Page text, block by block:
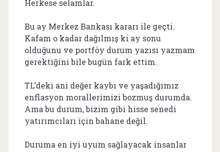
Herkese selamlar.
Bu ay Merkez Bankası kararı ile geçti.
Kafam o kadar dağılmış ki ay sonu
olduğunu ve portföy durum yazısı yazmam
gerektiğini bile bugün fark ettim.
TL’deki ani değer kaybı ve yaşadığımız
enflasyon morallerimizi bozmuş durumda.
Ama bu durum, bizim gibi hisse senedi
yatırımcıları için bahane değil.
Duruma en iyi uyum sağlayacak insanlar